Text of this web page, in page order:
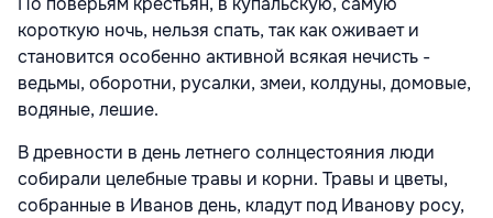
короткую ночь, нельзя спать, так как оживает и
становится особенно активной всякая нечисть -
ведьмы, оборотни, русалки, змеи, колдуны, домовые,
водяные, лешие.
В древности в день летнего солнцестояния люди
собирали целебные травы и корни. Травы и цветы,
собранные в Иванов день, кладут под Иванову росу,